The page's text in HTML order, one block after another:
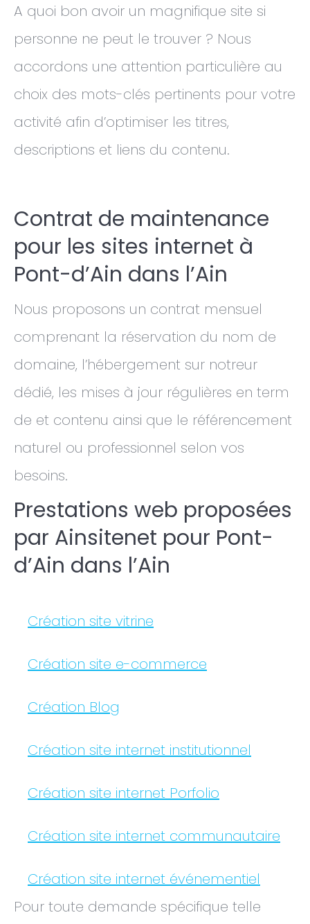
A quoi bon avoir un magnifique site si
personne ne peut le trouver ? Nous
accordons une attention particulière au
choix des mots-clés pertinents pour votre
activité afin d’optimiser les titres,
descriptions et liens du contenu.
Contrat de maintenance
pour les sites internet à
Pont-d’Ain dans l’Ain
Nous proposons un contrat mensuel
comprenant la réservation du nom de
domaine, l’hébergement sur notreur
dédié, les mises à jour régulières en term
de et contenu ainsi que le référencement
naturel ou professionnel selon vos
besoins.
Prestations web proposées
par Ainsitenet pour Pont-
d’Ain dans l’Ain
Création site vitrine
Création site e-commerce
Création Blog
Création site internet institutionnel
Création site internet Porfolio
Création site internet communautaire
Création site internet événementiel
Pour toute demande spécifique telle